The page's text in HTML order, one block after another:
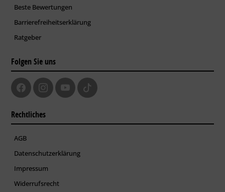
Beste Bewertungen
Barrierefreiheitserklärung
Ratgeber
Folgen Sie uns
Rechtliches
AGB
Datenschutzerklärung
Impressum
Widerrufsrecht